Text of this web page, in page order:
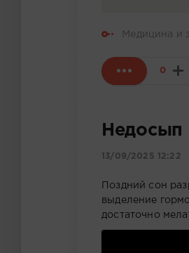
Медицина и
0
Недосып
13/09/2025 12:22
Поздний сон
выделение
достаточно